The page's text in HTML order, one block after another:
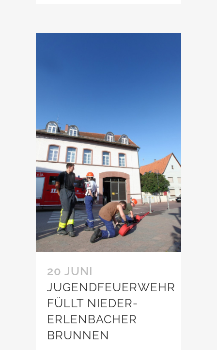
20 JUNI
JUGENDFEUERWEHR
FÜLLT NIEDER-
ERLENBACHER
BRUNNEN